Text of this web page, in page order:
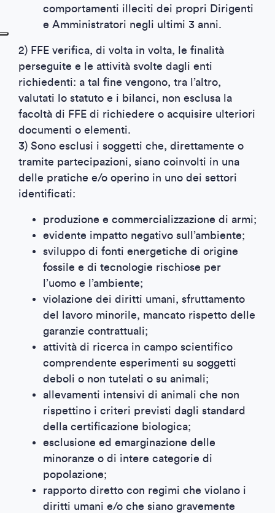
comportamenti illeciti dei propri Dirigenti
e Amministratori negli ultimi 3 anni.
2) FFE verifica, di volta in volta, le finalità
perseguite e le attività svolte dagli enti
richiedenti: a tal fine vengono, tra l’altro,
valutati lo statuto e i bilanci, non esclusa la
facoltà di FFE di richiedere o acquisire ulteriori
documenti o elementi.
3) Sono esclusi i soggetti che, direttamente o
tramite partecipazioni, siano coinvolti in una
delle pratiche e/o operino in uno dei settori
identificati:
produzione e commercializzazione di armi;
evidente impatto negativo sull’ambiente;
sviluppo di fonti energetiche di origine
fossile e di tecnologie rischiose per
l’uomo e l’ambiente;
violazione dei diritti umani, sfruttamento
del lavoro minorile, mancato rispetto delle
garanzie contrattuali;
attività di ricerca in campo scientifico
comprendente esperimenti su soggetti
deboli o non tutelati o su animali;
allevamenti intensivi di animali che non
rispettino i criteri previsti dagli standard
della certificazione biologica;
esclusione ed emarginazione delle
minoranze o di intere categorie di
popolazione;
rapporto diretto con regimi che violano i
diritti umani e/o che siano gravemente